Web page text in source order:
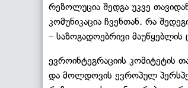
რეზოლუცია შედგა უკვე
კომუნიკაცია ჩვენთან. რა
– საზოგადოებრივი
ევროინტეგრაციის კომიტეტის
და მოლდოვის ევროპულ